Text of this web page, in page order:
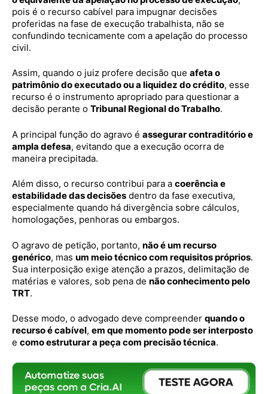
pois é o recurso cabível para impugnar decisões
proferidas na fase de execução trabalhista, não se
confundindo tecnicamente com a apelação do processo
civil.
Assim, quando o juiz profere decisão que afeta o
patrimônio do executado ou a liquidez do crédito, esse
recurso é o instrumento apropriado para questionar a
decisão perante o Tribunal Regional do Trabalho.
A principal função do agravo é assegurar contraditório e
ampla defesa, evitando que a execução ocorra de
maneira precipitada.
Além disso, o recurso contribui para a coerência e
estabilidade das decisões dentro da fase executiva,
especialmente quando há divergência sobre cálculos,
homologações, penhoras ou embargos.
O agravo de petição, portanto, não é um recurso
genérico, mas um meio técnico com requisitos próprios.
Sua interposição exige atenção a prazos, delimitação de
matérias e valores, sob pena de não conhecimento pelo
TRT.
Desse modo, o advogado deve compreender quando o
recurso é cabível, em que momento pode ser interposto
e como estruturar a peça com precisão técnica.